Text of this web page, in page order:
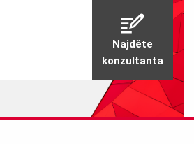
Najděte
konzultanta